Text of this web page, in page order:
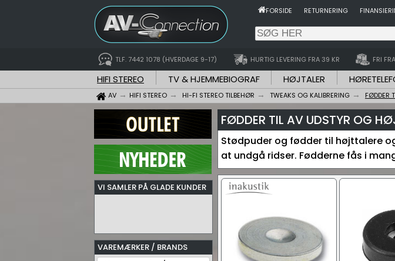
FORSIDE RETURNERING
TLF. 7442 1078 (HVERDAGE 9-17) HURTIG LEVERING FRA 39 KR FRI
HIFI STEREO TV & HJEMMEBIOGRAF HØJTALER
AV HIFI STEREO HI-FI STEREO TILBEHØR TWEAKS OG KALIBRERING FØDDER
VI SAMLER PÅ GLADE KUNDER
VAREMÆRKER / BRANDS
FØDDER TIL AV UDSTYR OG
Stødpuder og fødder til højttalere
at undgå ridser. Fødderne fås i